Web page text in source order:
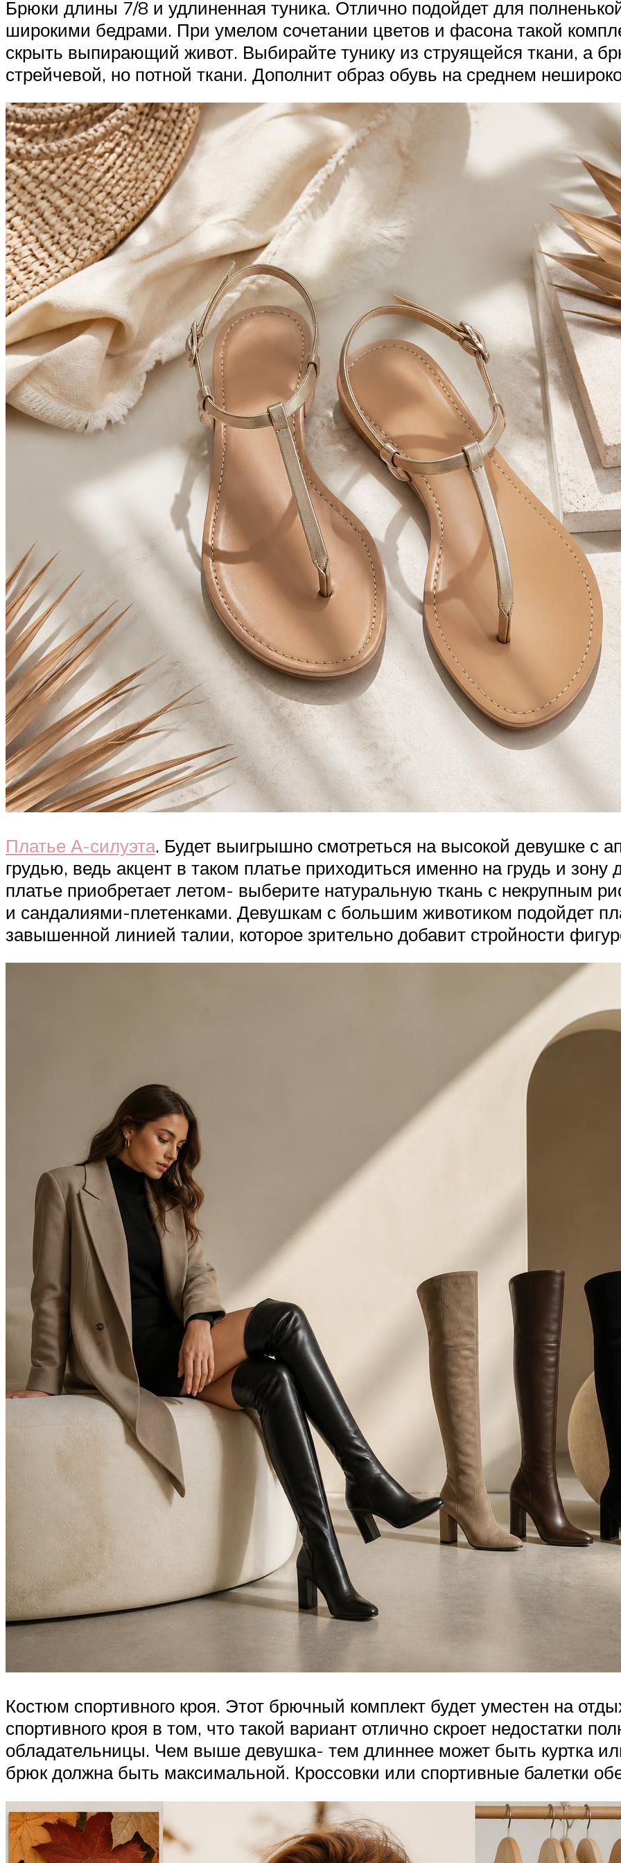
Брюки длины 7/8 и удлиненная туника. Отлично подойдет для
широкими бедрами. При умелом сочетании цветов и фасона такой
скрыть выпирающий живот. Выбирайте тунику из струящейся ткани, а
стрейчевой, но потной ткани. Дополнит образ обувь на среднем
Платье А-силуэта. Будет выигрышно смотреться на высокой девушке с
грудью, ведь акцент в таком платье приходиться именно на грудь и зону
платье приобретает летом- выберите натуральную ткань с некрупным
и сандалиями-плетенками. Девушкам с большим животиком подойдет
завышенной линией талии, которое зрительно добавит стройности
Костюм спортивного кроя. Этот брючный комплект будет уместен на
спортивного кроя в том, что такой вариант отлично скроет недостатки
обладательницы. Чем выше девушка- тем длиннее может быть куртка
брюк должна быть максимальной. Кроссовки или спортивные балетки